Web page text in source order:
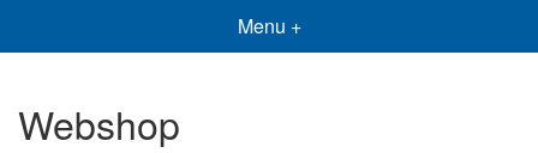
Menu +
Webshop